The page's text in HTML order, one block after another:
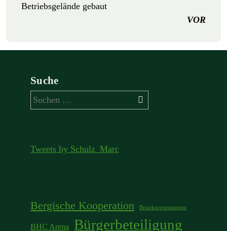
Betriebsgelände gebaut
VOR
Suche
Suchen
nach:
Tweets by Schulz_Marc
Bergische Kooperation Bezirksvertretungen
BHC Arena Bürgerbeteiligung